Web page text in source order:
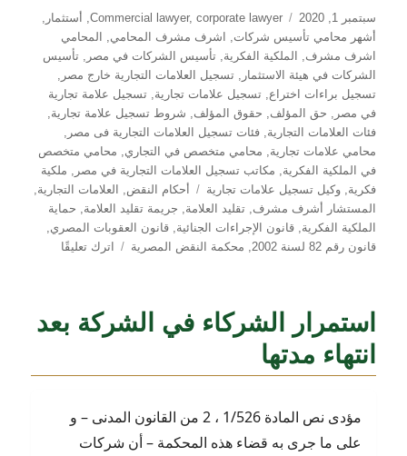
نُشرت
في
سبتمبر 1, 2020 التصنيفات Commercial lawyer, corporate lawyer
, أستثمار ,
أشهر محامي تأسيس شركات, اشرف مشرف المحامي,
المحامي
اشرف مشرف, الملكية الفكرية,تأسيس الشركات في مصر ,تأسيس
الشركات في هيئة الاستثمار ,تسجيل العلامات التجارية خارج مصر ,
تسجيل براءات اختراع,تسجيل علامات تجارية,تسجيل علامة تجارية
في مصر , حق المؤلف, حقوق المؤلف, شروط تسجيل علامة تجارية,
فئات العلامات التجارية,فئات تسجيل العلامات التجارية فى مصر ,
محامي علامات تجارية, محامي متخصص في التجاري, محامي متخصص
في الملكية الفكرية, مكاتب تسجيل العلامات التجارية في مصر , ملكية
فكرية,وكيل تسجيل علامات تجارية الوسوم
أحكام النقض, العلامات التجارية,
المستشار أشرف مشرف,تقليد العلامة, جريمة تقليد العلامة, حماية
الملكية الفكرية,قانون الإجراءات الجنائية,قانون العقوبات المصري,
قانون رقم 82 لسنة 2002
, محكمة النقض المصرية اترك تعليقًا
التجارية
استمرار الشركاء في الشركة بعد
انتهاء مدتها
مؤدى نص المادة 1/526 ، 2 من القانون المدنى – و
على ما جرى به قضاء هذه المحكمة – أن شركات